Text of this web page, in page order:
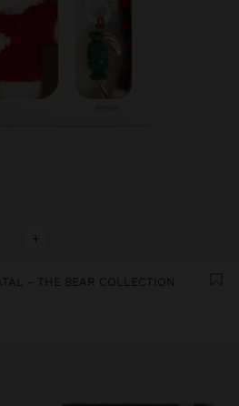
+
- THE BEAR COLLECTION